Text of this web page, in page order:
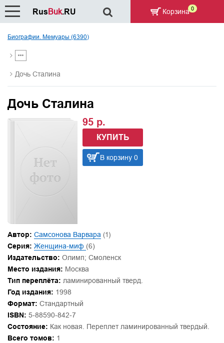
Биографии. Мемуары (6390)
Дочь Сталина
Дочь Сталина
95 р.
КУПИТЬ
В корзину 0
Автор: Самсонова Варвара (1)
Серия: Женщина-миф (6)
Издательство: Олимп; Смоленск
Место издания: Москва
Тип переплёта: ламинированный тверд.
Год издания: 1998
Формат: Стандартный
ISBN: 5-88590-842-7
Состояние: Как новая. Переплет ламинированный твердый.
Всего томов: 1
RusBuk.RU Корзина 0